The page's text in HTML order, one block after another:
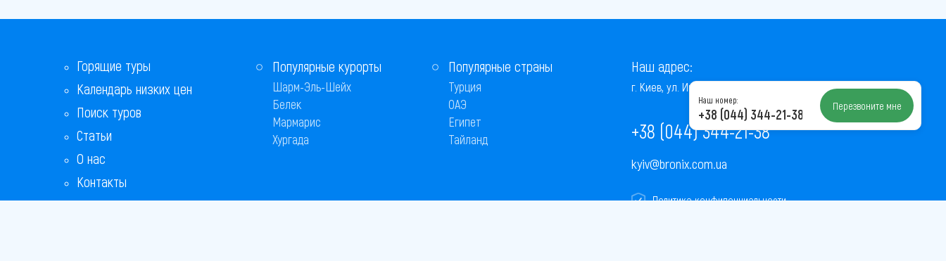
Горящие туры
Календарь низких цен
Поиск туров
Статьи
О нас
Контакты
Бонусная программа
Популярные курорты
Шарм-Эль-Шейх
Белек
Мармарис
Хургада
Популярные страны
Турция
ОАЭ
Египет
Тайланд
Наш адрес:
г. Киев, ул. Институтская, 22/7, оф. 41
+38 (044) 344-21-38
kyiv@bronix.com.ua
Политика конфиденциальности
Наш номер:
+38 (044) 344-21-38 Перезвоните мне